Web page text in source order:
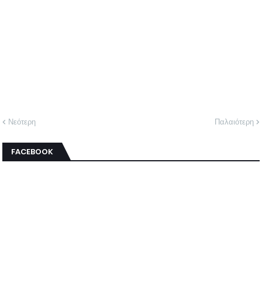
Νεότερη Παλαιότερη
FACEBOOK